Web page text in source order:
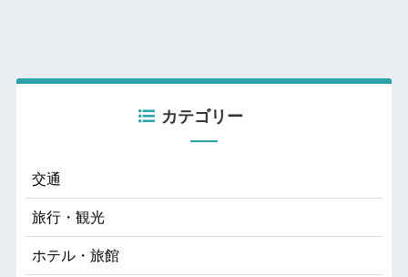
カテゴリー
交通
旅行・観光
ホテル・旅館